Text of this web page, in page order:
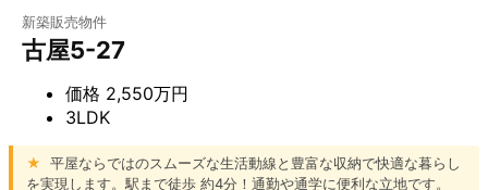
新築販売物件
古屋5-27
価格 2,550万円
3LDK
★
平屋ならではのスムーズな生活動線と豊富な収納で快適な暮らし
を実現します。駅まで徒歩 約4分！通勤や通学に便利な立地です。